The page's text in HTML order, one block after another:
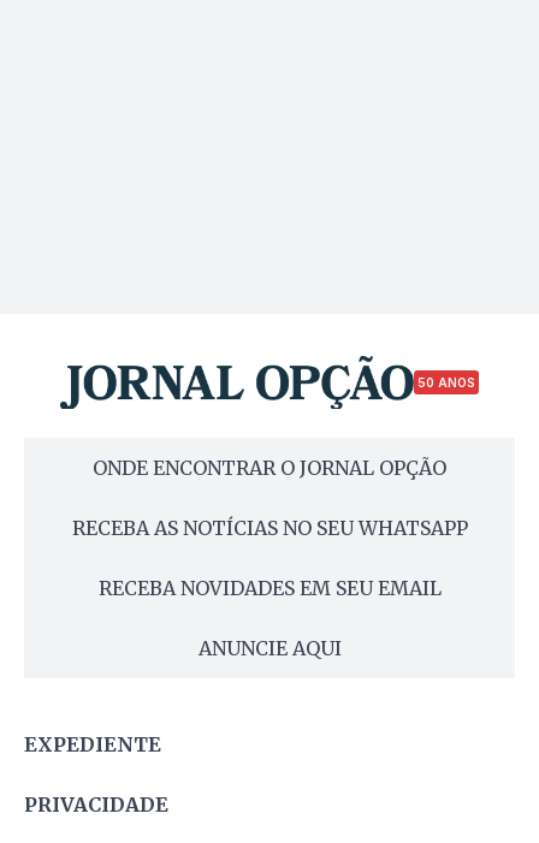
50 ANOS
ONDE ENCONTRAR O JORNAL OPÇÃO
RECEBA AS NOTÍCIAS NO SEU WHATSAPP
RECEBA NOVIDADES EM SEU EMAIL
ANUNCIE AQUI
EXPEDIENTE
PRIVACIDADE